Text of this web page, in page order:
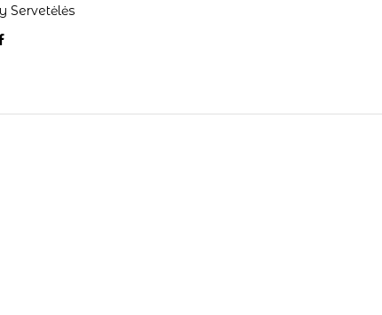
Servetėlės